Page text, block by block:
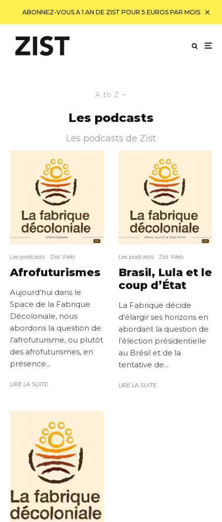
ABONNEZ-VOUS A 1 AN DE ZIST POUR 5 EUROS PAR MOIS
A to Z
Les podcasts
Les podcasts de Zist
Les podcasts Zist Web
Afrofuturismes
Aujourd’hui dans le
Space de la Fabrique
Décoloniale, nous
abordons la question de
l’afrofuturisme, ou plutôt
des afrofuturismes, en
présence...
LIRE LA SUITE
Les podcasts Zist Web
Brasil, Lula et le
coup d’État
La Fabrique décide
d’élargir ses horizons en
abordant la question de
l’élection présidentielle
au Brésil et de la
tentative de...
LIRE LA SUITE